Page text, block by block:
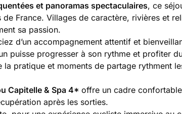
et panoramas spectaculaires, ce
France. Villages de caractère, rivières et
sa passion.
d’un accompagnement attentif et
puisse progresser à son rythme et profiter
pratique et moments de partage rythment
Capitelle & Spa 4* offre un cadre
après les sorties.